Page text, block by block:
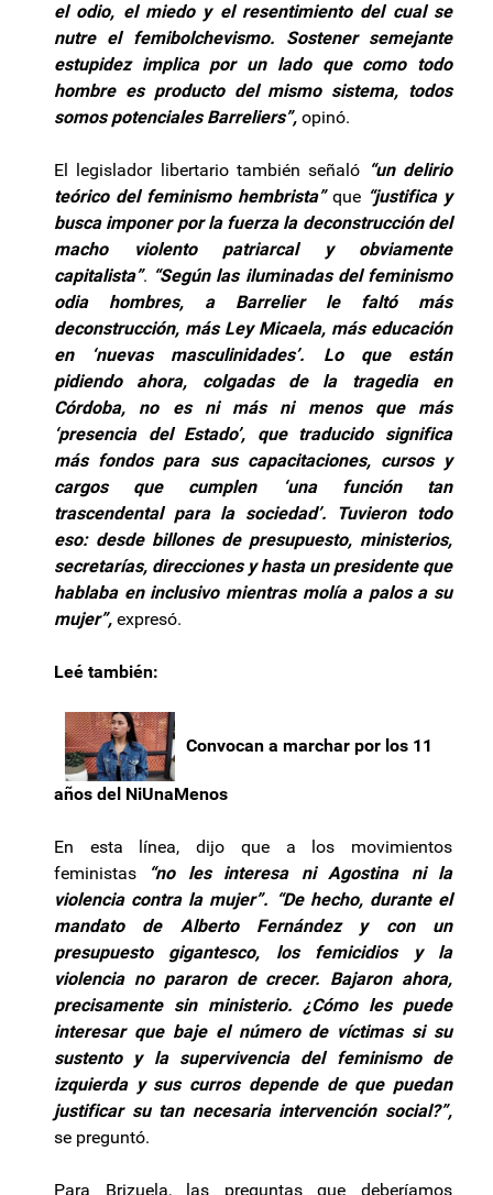
el odio, el miedo y el resentimiento del cual se
nutre el femibolchevismo. Sostener semejante
estupidez implica por un lado que como todo
hombre es producto del mismo sistema, todos
somos potenciales Barreliers”, opinó.
El legislador libertario también señaló “un delirio
teórico del feminismo hembrista” que “justifica y
busca imponer por la fuerza la deconstrucción del
macho violento patriarcal y obviamente
capitalista”. “Según las iluminadas del feminismo
odia hombres, a Barrelier le faltó más
deconstrucción, más Ley Micaela, más educación
en ‘nuevas masculinidades’. Lo que están
pidiendo ahora, colgadas de la tragedia en
Córdoba, no es ni más ni menos que más
‘presencia del Estado’, que traducido significa
más fondos para sus capacitaciones, cursos y
cargos que cumplen ‘una función tan
trascendental para la sociedad’. Tuvieron todo
eso: desde billones de presupuesto, ministerios,
secretarías, direcciones y hasta un presidente que
hablaba en inclusivo mientras molía a palos a su
mujer”, expresó.
Leé también:
Convocan a marchar por los 11
años del NiUnaMenos
En esta línea, dijo que a los movimientos
feministas
“no les interesa ni Agostina ni la
violencia contra la mujer”. “De hecho, durante el
mandato de Alberto Fernández y con un
presupuesto gigantesco, los femicidios y la
violencia no pararon de crecer. Bajaron ahora,
precisamente sin ministerio. ¿Cómo les puede
interesar que baje el número de víctimas si su
sustento y la supervivencia del feminismo de
izquierda y sus curros depende de que puedan
justificar su tan necesaria intervención social?”,
se preguntó.
Para Brizuela, las preguntas que deberíamos